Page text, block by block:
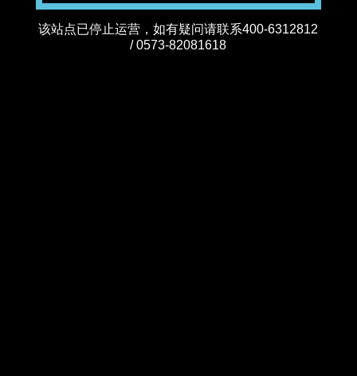
该站点已停止运营，如有疑问请联系400-6312812
/ 0573-82081618